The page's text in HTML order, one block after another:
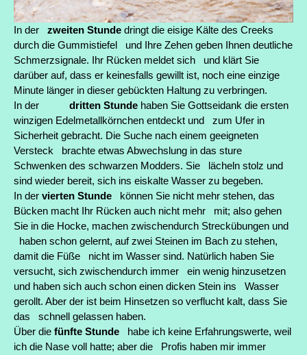
In der zweiten Stunde dringt die eisige Kälte des Creeks
durch die Gummistiefel und Ihre Zehen geben Ihnen deutliche
Schmerzsignale. Ihr Rücken meldet sich und klärt Sie
darüber auf, dass er keinesfalls gewillt ist, noch eine einzige
Minute länger in dieser gebückten Haltung zu verbringen.
In der
dritten Stunde haben Sie Gottseidank die ersten
winzigen Edelmetallkörnchen entdeckt und zum Ufer in
Sicherheit gebracht. Die Suche nach einem geeigneten
Versteck brachte etwas Abwechslung in das sture
Schwenken des schwarzen Modders. Sie lächeln stolz und
sind wieder bereit, sich ins eiskalte Wasser zu begeben.
In der vierten Stunde können Sie nicht mehr stehen, das
Bücken macht Ihr Rücken auch nicht mehr mit; also gehen
Sie in die Hocke, machen zwischendurch Streckübungen und
haben schon gelernt, auf zwei Steinen im Bach zu stehen,
damit die Füße nicht im Wasser sind. Natürlich haben Sie
versucht, sich zwischendurch immer ein wenig hinzusetzen
und haben sich auch schon einen dicken Stein ins Wasser
gerollt. Aber der ist beim Hinsetzen so verflucht kalt, dass Sie
das schnell gelassen haben.
Über die fünfte Stunde
habe ich keine Erfahrungswerte, weil
ich die Nase voll hatte; aber die Profis haben mir immer